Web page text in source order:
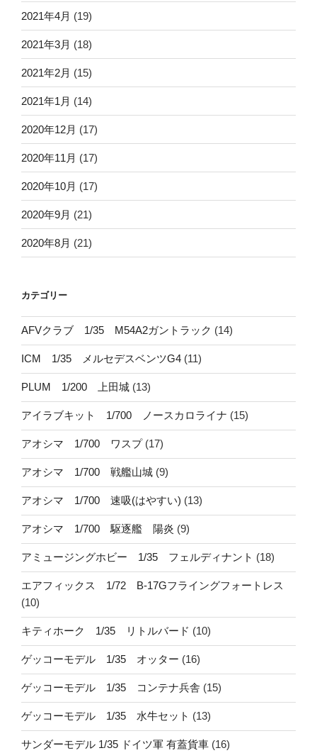
2021年4月 (19)
2021年3月 (18)
2021年2月 (15)
2021年1月 (14)
2020年12月 (17)
2020年11月 (17)
2020年10月 (17)
2020年9月 (21)
2020年8月 (21)
カテゴリー
AFVクラブ 1/35 M54A2ガントラック (14)
ICM 1/35 メルセデスベンツG4 (11)
PLUM 1/200 上田城 (13)
アイラブキット 1/700 ノースカロライナ (15)
アオシマ 1/700 ワスプ(17)
アオシマ 1/700 戦艦山城 (9)
アオシマ 1/700 速吸(はやすい) (13)
アオシマ 1/700 駆逐艦 陽炎 (9)
アミュージングホビー 1/35 フェルディナント (18)
エアフィックス 1/72 B-17Gフライングフォートレス
(10)
キティホーク 1/35 リトルバード (10)
ゲッコーモデル 1/35 オッター (16)
ゲッコーモデル 1/35 コンテナ兵舎 (15)
ゲッコーモデル 1/35 水牛セット (13)
サンダーモデル 1/35 ドイツ軍 有蓋貨車 (16)